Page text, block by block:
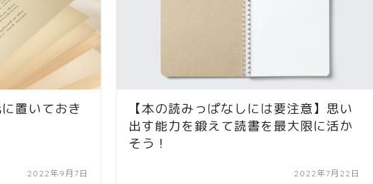
置いておき
2022年9月7日
【本の読みっぱなしには要注意】思い
出す能力を鍛えて読書を最大限に活か
そう！
2022年7月22日